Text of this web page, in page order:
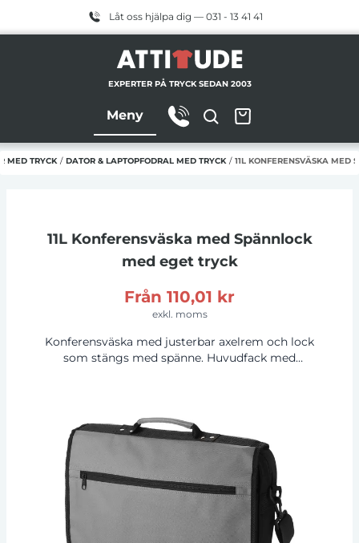
Låt oss hjälpa dig — 031 - 13 41 41
EXPERTER PÅ TRYCK SEDAN 2003
Meny
MED TRYCK / DATOR & LAPTOPFODRAL MED TRYCK / 11L KONFERENSVÄSKA MED
11L Konferensväska med Spännlock
med eget tryck
Från 110,01 kr
exkl. moms
Konferensväska med justerbar axelrem och lock
som stängs med spänne. Huvudfack med